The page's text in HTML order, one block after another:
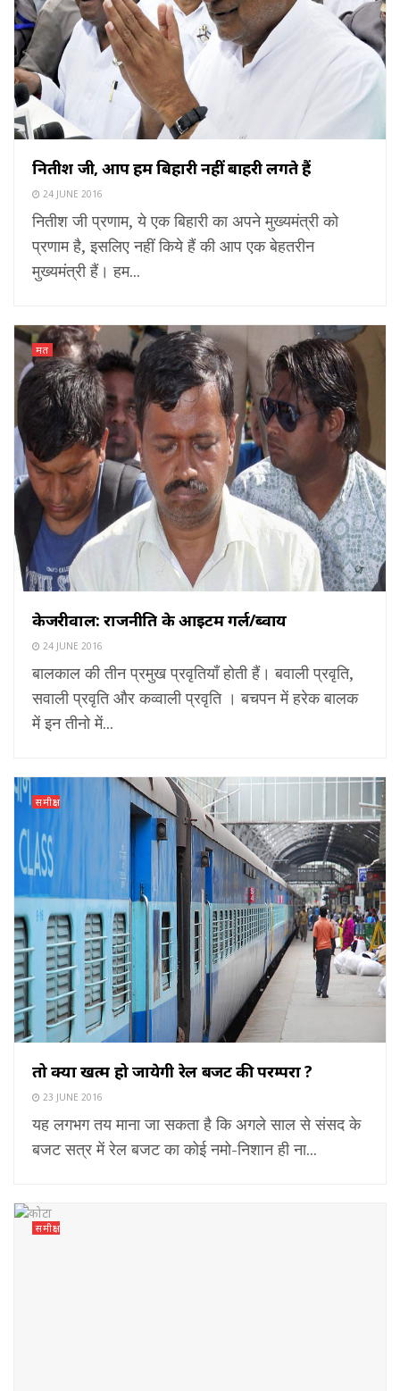
नितीश जी, आप हमें बिहारी नहीं बाहरी लगते हैं
24 JUNE 2016
नितीश जी प्रणाम, ये एक बिहारी का अपने मुख्यमंत्री को
प्रणाम है, इसलिए नहीं किये हैं की आप एक बेहतरीन
मुख्यमंत्री हैं। हम...
मत
केजरीवाल: राजनीति के आइटम गर्ल/ब्वाय
24 JUNE 2016
बालकाल की तीन प्रमुख प्रवृतियाँ होती हैं। बवाली प्रवृति,
सवाली प्रवृति और कव्वाली प्रवृति । बचपन में हरेक बालक
में इन तीनो में...
समीक्षा
तो क्या खत्म हो जायेगी रेल बजट की परम्परा ?
23 JUNE 2016
यह लगभग तय माना जा सकता है कि अगले साल से संसद के
बजट सत्र में रेल बजट का कोई नमो-निशान ही ना...
समीक्षा